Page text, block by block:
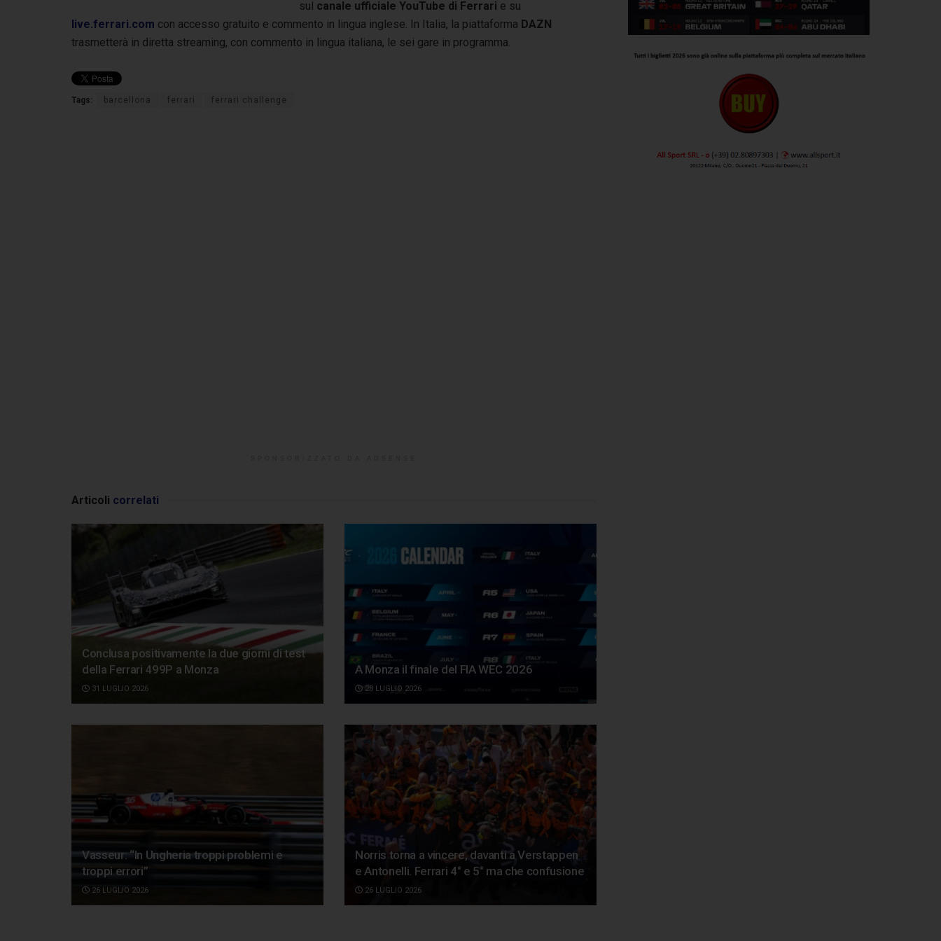
sul canale ufficiale YouTube di Ferrari e su
live.ferrari.com con accesso gratuito e commento in lingua inglese. In Italia, la piattaforma DAZN
trasmetterà in diretta streaming, con commento in lingua italiana, le sei gare in programma.
Tags: barcellona ferrari ferrari challenge
Articoli correlati
Conclusa positivamente la due giorni di test
della Ferrari 499P a Monza
31 LUGLIO 2026
A Monza il finale del FIA WEC 2026
28 LUGLIO 2026
Vasseur: “In Ungheria troppi problemi e
troppi errori”
26 LUGLIO 2026
Norris torna a vincere, davanti a Verstappen
e Antonelli. Ferrari 4° e 5° ma che confusione
26 LUGLIO 2026